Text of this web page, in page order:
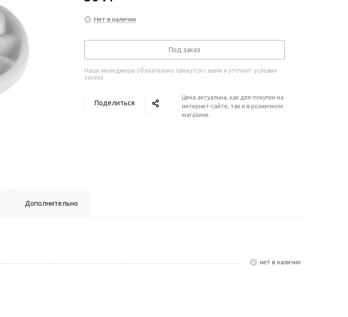
Нет в наличии
Под заказ
Наши менеджеры обязательно свяжутся с вами и уточнят условия
заказа
Поделиться
Цена актуальна, как для покупки на
интернет-сайте, так и в розничном
магазине.
Дополнительно
Нет в наличии